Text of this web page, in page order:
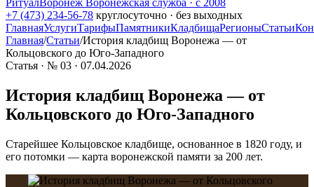
РитуалВоронеж Воронежская служба · с 2008
+7 (473) 234-56-78 круглосуточно · без выходных
ГлавнаяУслугиТарифыПамятникиКладбищаРегионыСтатьи
Главная/Статьи/История кладбищ Воронежа — от
Кольцовского до Юго-Западного
Статья · № 03 · 07.04.2026
История кладбищ Воронежа — от
Кольцовского до Юго-Западного
Старейшее Кольцовское кладбище, основанное в 1820 году, и
его потомки — карта воронежской памяти за 200 лет.